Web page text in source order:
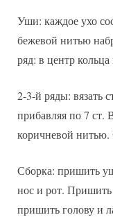
Уши: каждое ухо
бежевой нитью
ряд: в центр кольца
2-3-й ряды: вязать
прибавляя по 7 ст.
коричневой нитью.
Сборка: пришить
нос и рот.
пришить голову и